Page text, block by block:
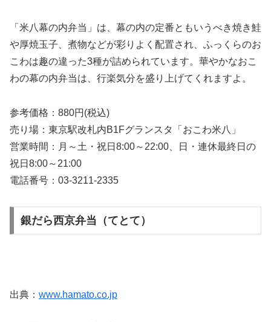
「米八幕の内弁当」は、幕の内の定番ともいうべき焼き鮭
や厚焼玉子、煮物などが彩りよく配置され、ふっくらのお
こわは趣の違った3種が詰められています。華やかなおこ
わの幕の内弁当は、行楽気分を盛り上げてくれますよ。
参考価格：880円(税込)
売り場：東京駅改札内B1Fグランスタ「おこわ米八」
営業時間：月～土・祝日8:00～22:00、日・連休最終日の
祝日8:00～21:00
電話番号：03-3211-2335
銀だら西京弁当（てとて）
出典： www.hamato.co.jp